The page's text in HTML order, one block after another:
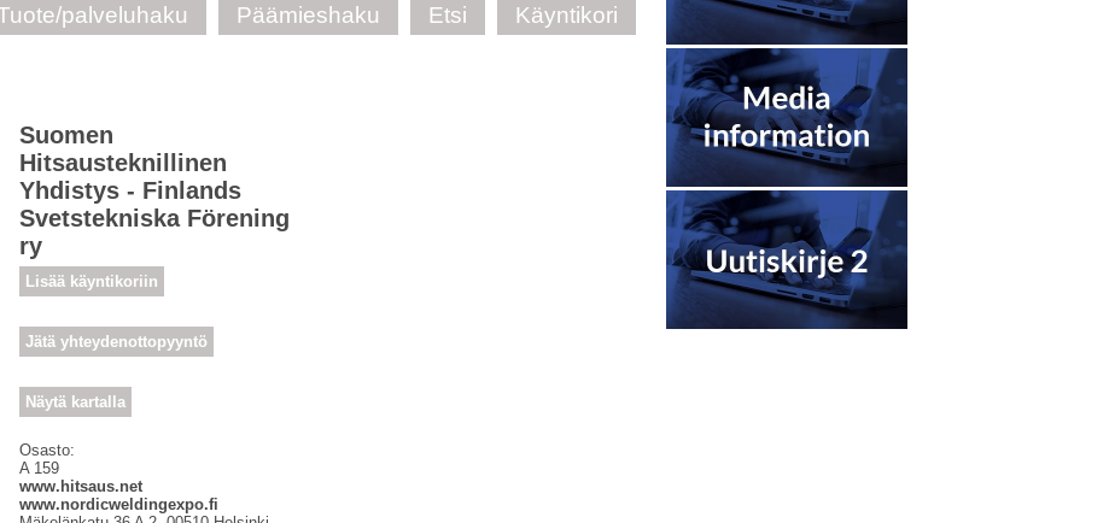
palveluhaku Päämieshaku Etsi
Käyntikori
Suomen
Hitsausteknillinen
Yhdistys - Finlands
Svetstekniska Förening
ry
Lisää käyntikoriin
Jätä yhteydenottopyyntö
Näytä kartalla
Osasto:
A 159
www.hitsaus.net
www.nordicweldingexpo.fi